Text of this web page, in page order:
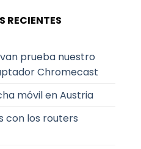
RECIENTES
prueba nuestro
Chromecast
móvil en Austria
con los routers